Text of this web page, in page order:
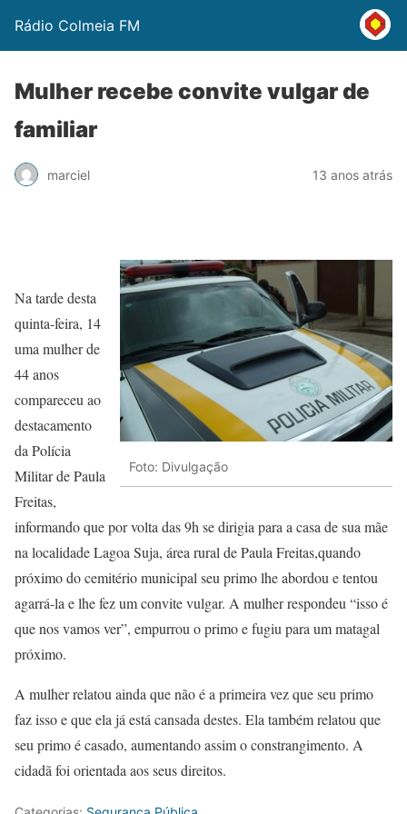
Rádio Colmeia FM
Mulher recebe convite vulgar de
familiar
marciel 13 anos atrás
Foto: Divulgação
Na tarde desta
quinta-feira, 14
uma mulher de
44 anos
compareceu ao
destacamento
da Polícia
Militar de Paula
Freitas,
informando que por volta das 9h se dirigia para a casa de sua mãe
na localidade Lagoa Suja, área rural de Paula Freitas,quando
próximo do cemitério municipal seu primo lhe abordou e tentou
agarrá-la e lhe fez um convite vulgar. A mulher respondeu “isso é
que nos vamos ver”, empurrou o primo e fugiu para um matagal
próximo.
A mulher relatou ainda que não é a primeira vez que seu primo
faz isso e que ela já está cansada destes. Ela também relatou que
seu primo é casado, aumentando assim o constrangimento. A
cidadã foi orientada aos seus direitos.